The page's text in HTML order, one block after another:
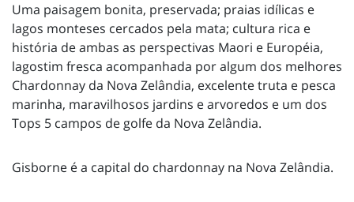
Uma paisagem bonita, preservada; praias idílicas e
lagos monteses cercados pela mata; cultura rica e
história de ambas as perspectivas Maori e Européia,
lagostim fresca acompanhada por algum dos melhores
Chardonnay da Nova Zelândia, excelente truta e pesca
marinha, maravilhosos jardins e arvoredos e um dos
Tops 5 campos de golfe da Nova Zelândia.
Gisborne é a capital do chardonnay na Nova Zelândia.